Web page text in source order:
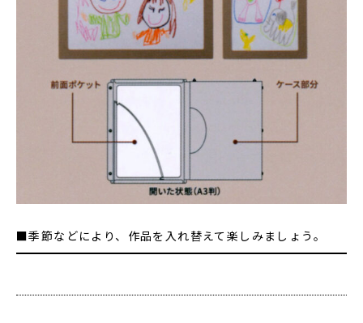
■季節などにより、作品を入れ替えて楽しみましょう。